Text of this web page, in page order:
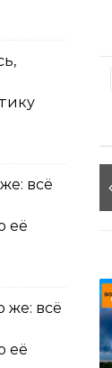
всё
её
же: всё
её